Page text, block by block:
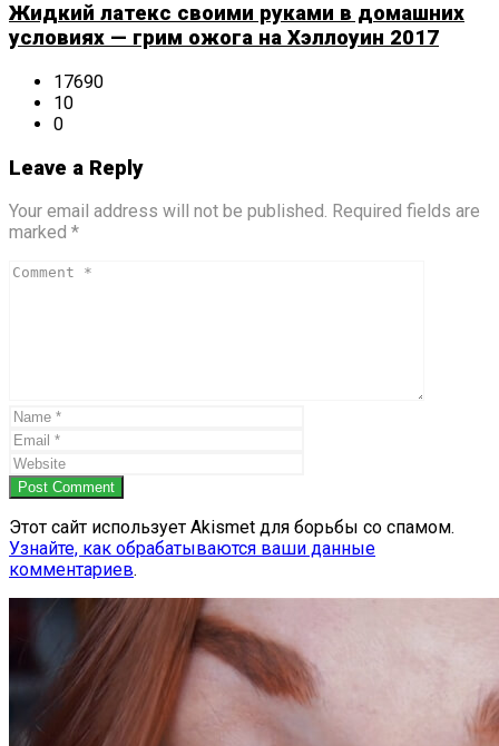
Жидкий латекс своими руками в домашних
условиях — грим ожога на Хэллоуин 2017
17690
10
0
Leave a Reply
Your email address will not be published. Required fields are
marked *
Post Comment
Этот сайт использует Akismet для борьбы со спамом.
Узнайте, как обрабатываются ваши данные
комментариев.